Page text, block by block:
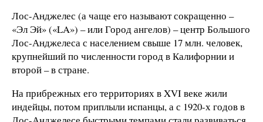
Лос-Анджелес (а чаще его называют сокращенно –
«Эл Эй» («LA») – или Город ангелов) – центр Большого
Лос-Анджелеса с населением свыше 17 млн. человек,
крупнейший по численности город в Калифорнии и
второй – в стране.
На прибрежных его территориях в XVI веке жили
индейцы, потом приплыли испанцы, а с 1920-х годов в